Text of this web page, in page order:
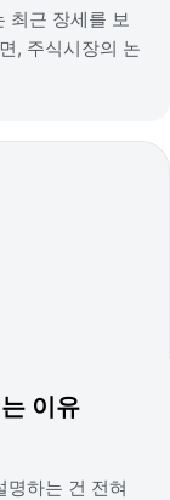
최근 장세를 보
, 주식시장의 논
이유
명하는 건 전혀